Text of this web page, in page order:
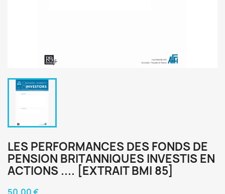
LES PERFORMANCES DES FONDS DE
PENSION BRITANNIQUES INVESTIS EN
ACTIONS .... [EXTRAIT BMI 85]